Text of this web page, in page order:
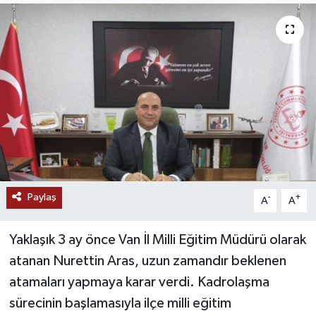
Paylaş A- A+
Yaklaşık 3 ay önce Van İl Milli Eğitim Müdürü olarak
atanan Nurettin Aras, uzun zamandır beklenen
atamaları yapmaya karar verdi. Kadrolaşma
sürecinin başlamasıyla ilçe milli eğitim
RESMİ İLANLAR